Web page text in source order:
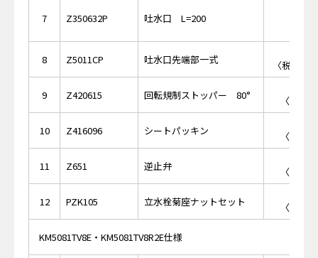
7 Z350632P 吐水口 L=200
8 Z5011CP 吐水口先端部一式
〈税抜価
9 Z420615 回転規制ストッパー 80°
〈税抜
10 Z416096 シートパッキン
〈税抜
11 Z651 逆止弁
〈税抜
12 PZK105 立水栓菊座ナットセット
〈税抜
KM5081TV8E・KM5081TV8R2E仕様